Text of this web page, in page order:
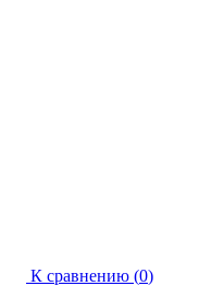
К сравнению (0)